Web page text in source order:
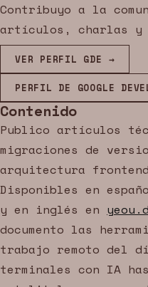
Contribuyo a la
artículos, charlas y
VER PERFIL GDE →
PERFIL DE GOOGLE
Contenido
Publico artículos
migraciones de
arquitectura
Disponibles en
y en inglés en
documento las
trabajo remoto del
terminales con IA